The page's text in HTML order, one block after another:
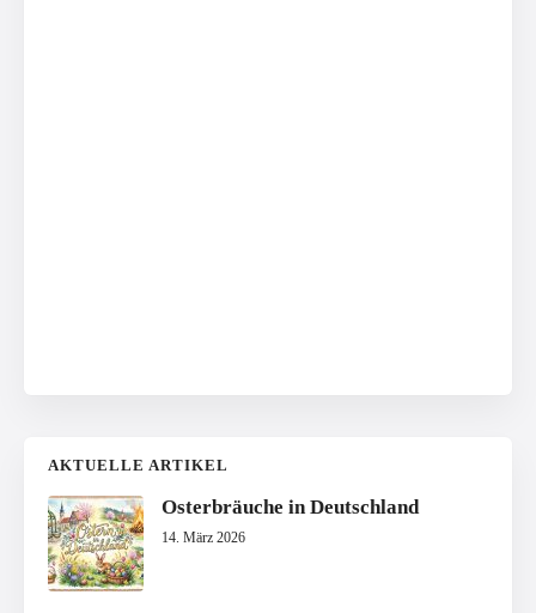
AKTUELLE ARTIKEL
Osterbräuche in Deutschland
14. März 2026